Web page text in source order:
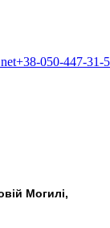
+38-050-447-31-
Могилі,